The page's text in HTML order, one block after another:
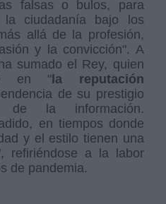
falsas o bulos, para
ciudadanía bajo los
allá de la profesión,
y la convicción". A
sumado el Rey, quien
en " la reputación
de su prestigio
la información.
en tiempos donde
y el estilo tienen una
refiriéndose a la labor
de pandemia.